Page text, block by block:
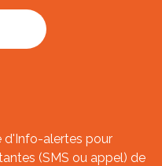
d'Info-alertes pour
(SMS ou appel) de